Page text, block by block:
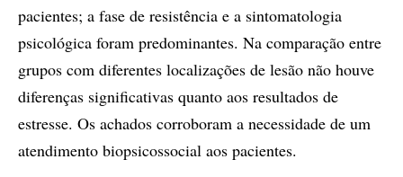
pacientes; a fase de resistência e a sintomatologia
psicológica foram predominantes. Na comparação entre
grupos com diferentes localizações de lesão não houve
diferenças significativas quanto aos resultados de
estresse. Os achados corroboram a necessidade de um
atendimento biopsicossocial aos pacientes.